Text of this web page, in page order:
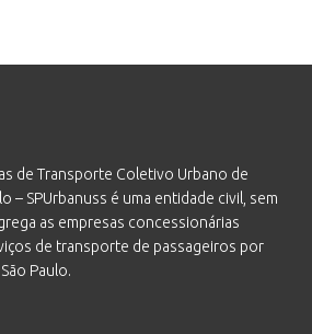
de Transporte Coletivo Urbano de
– SPUrbanuss é uma entidade civil, sem
as empresas concessionárias
de transporte de passageiros por
Paulo.